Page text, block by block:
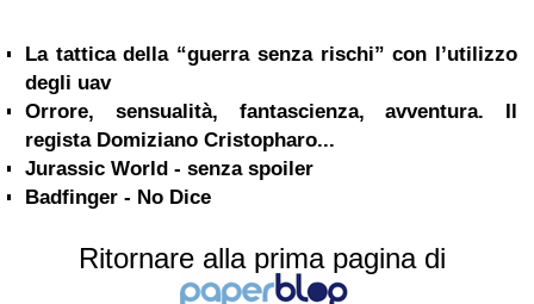
La tattica della “guerra senza rischi” con l’utilizzo
degli uav
Orrore, sensualità, fantascienza, avventura. Il
regista Domiziano Cristopharo...
Jurassic World - senza spoiler
Badfinger - No Dice
Ritornare alla prima pagina di